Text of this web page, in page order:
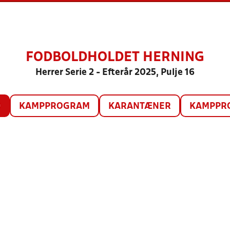
FODBOLDHOLDET HERNING
Herrer Serie 2 - Efterår 2025, Pulje 16
KAMPPROGRAM KARANTÆNER